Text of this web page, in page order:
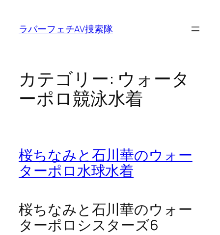
ラバーフェチAV捜索隊
カテゴリー: ウォータ
ーポロ競泳水着
桜ちなみと石川華のウォー
ターポロ水球水着
桜ちなみと石川華のウォー
ターポロシスターズ6